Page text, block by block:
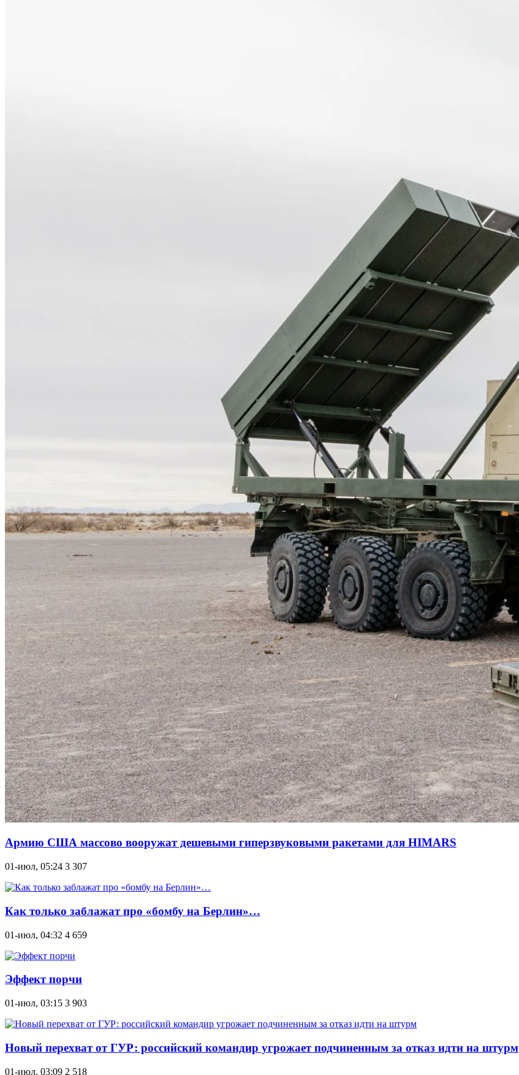
Армию США массово вооружат дешевыми гиперзвуковыми ракетами для HIMARS
01-июл, 05:24 3 307
Как только заблажат про «бомбу на Берлин»…
01-июл, 04:32 4 659
Эффект порчи
01-июл, 03:15 3 903
Новый перехват от ГУР: российский командир угрожает подчиненным за отказ идти на штурм
01-июл, 03:09 2 518